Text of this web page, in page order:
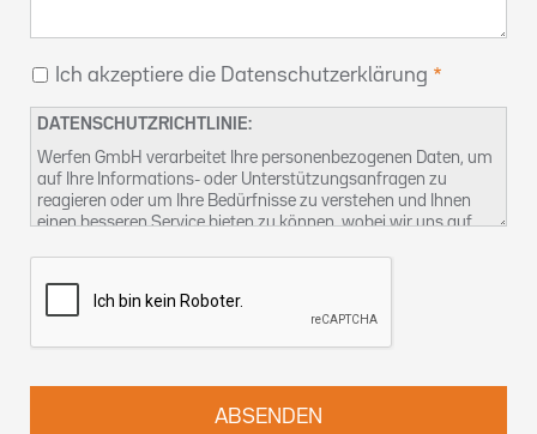
Ich akzeptiere die Datenschutzerklärung
DATENSCHUTZRICHTLINIE:
Werfen GmbH verarbeitet Ihre personenbezogenen Daten, um
auf Ihre Informations- oder Unterstützungsanfragen zu
reagieren oder um Ihre Bedürfnisse zu verstehen und Ihnen
einen besseren Service bieten zu können, wobei wir uns auf
ausüben können, finden Sie in unserer
Sie können uns auch unterkontact-dsb@althammer-kill.de